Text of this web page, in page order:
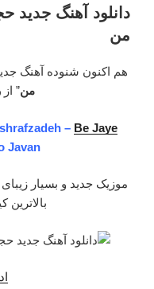
دانلود آهنگ
من
هم اکنون شنوده آهنگ
من” از
– Be Jaye
Javan
موزیک جدید و بسیار
بالاترین